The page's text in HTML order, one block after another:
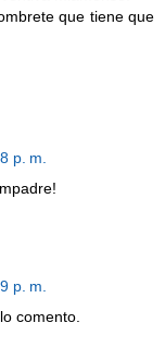
que tiene que
p. m.
p. m.
comento.